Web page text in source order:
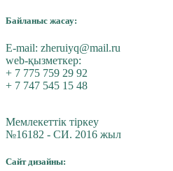
Байланыс жасау:
E-mail: zheruiyq@mail.ru
web-қызметкер:
+ 7 775 759 29 92
+ 7 747 545 15 48
Мемлекеттік тіркеу
№16182 - СИ. 2016 жыл
Сайт дизайны: